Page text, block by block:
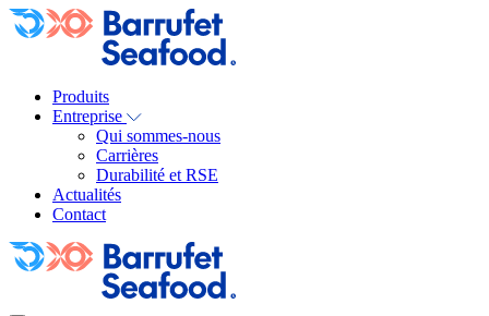
Produits
Entreprise
Qui sommes-nous
Carrières
Durabilité et RSE
Actualités
Contact